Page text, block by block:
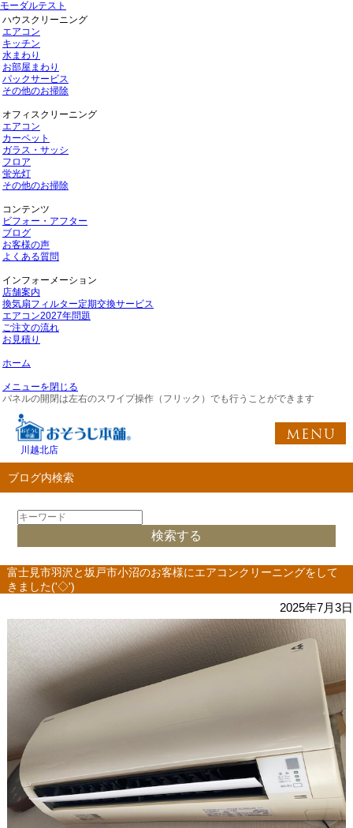
モーダルテスト
ハウスクリーニング
エアコン
キッチン
水まわり
お部屋まわり
パックサービス
その他のお掃除
オフィスクリーニング
エアコン
カーペット
ガラス・サッシ
フロア
蛍光灯
その他のお掃除
コンテンツ
ビフォー・アフター
ブログ
お客様の声
よくある質問
インフォーメーション
店舗案内
換気扇フィルター定期交換サービス
エアコン2027年問題
ご注文の流れ
お見積り
ホーム
メニューを閉じる
パネルの開閉は左右のスワイプ操作（フリック）でも行うことができます
川越北店
ブログ内検索
富士見市羽沢と坂戸市小沼のお客様にエアコンクリーニングをして
きました('◇')ゞ
2025年7月3日